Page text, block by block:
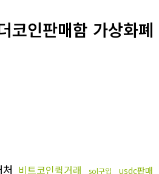
인판매함 가상화
비트코인퀵거래 sol구입 usdc판매